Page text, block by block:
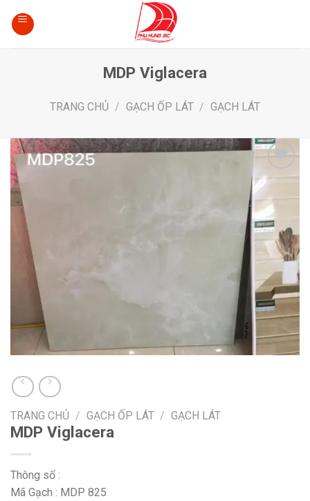
MDP Viglacera
TRANG CHỦ / GẠCH ỐP LÁT / GẠCH LÁT
wishlist
TRANG CHỦ / GẠCH ỐP LÁT / GẠCH LÁT
MDP Viglacera
Thông số :
Mã Gạch : MDP 825